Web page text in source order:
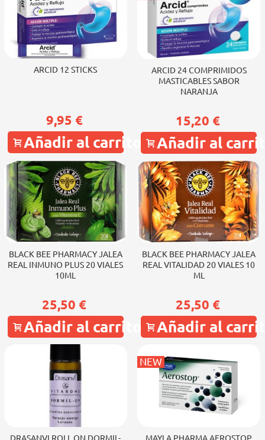
ARCID 12 STICKS
9,95 €
Añadir al carrito
ARCID 24 COMPRIMIDOS
MASTICABLES SABOR
NARANJA
15,20 €
Añadir al
BLACK BEE PHARMACY JALEA
REAL INMUNO PLUS 20 VIALES
10ML
25,50 €
Añadir al carrito
BLACK BEE PHARMACY JALEA
REAL VITALIDAD 20 VIALES 10
ML
25,50 €
Añadir al
NEW